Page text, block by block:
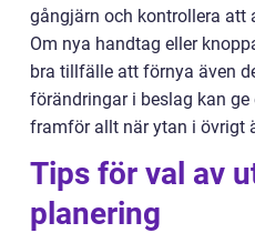
gångjärn och kontrollera att
Om nya handtag eller
bra tillfälle att förnya även
förändringar i beslag kan
framför allt när ytan i övrigt
Tips för val av
planering